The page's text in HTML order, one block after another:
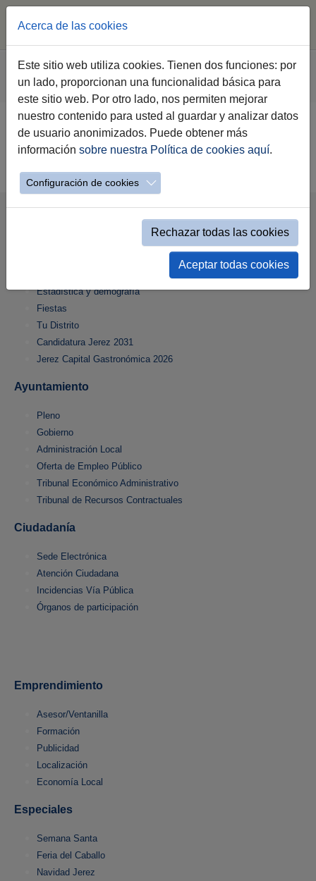
Saltar al contenido principal
Estás aquí:
Jerez.es Webs Municipales
Sala de Prensa
Hemeroteca
Filtro Categorias
Oops, an error occurred! Code:
202608071047053e6d5878
Estadística y demografía
Fiestas
Tu Distrito
Candidatura Jerez 2031
Jerez Capital Gastronómica 2026
Ayuntamiento
Pleno
Gobierno
Administración Local
Oferta de Empleo Público
Tribunal Económico Administrativo
Tribunal de Recursos Contractuales
Ciudadanía
Sede Electrónica
Atención Ciudadana
Incidencias Vía Pública
Órganos de participación
Emprendimiento
Asesor/Ventanilla
Formación
Publicidad
Localización
Economía Local
Especiales
Semana Santa
Feria del Caballo
Navidad Jerez
Acerca de las cookies
Este sitio web utiliza cookies. Tienen dos funciones: por
un lado, proporcionan una funcionalidad básica para
este sitio web. Por otro lado, nos permiten mejorar
nuestro contenido para usted al guardar y analizar datos
de usuario anonimizados. Puede obtener más
información sobre nuestra Política de cookies aquí.
Configuración de cookies
Rechazar todas las cookies
Aceptar todas cookies